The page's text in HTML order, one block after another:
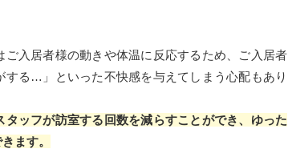
入居者様の動きや体温に反応するため、ご入居者
る…」といった不快感を与えてしまう心配もあり
タッフが訪室する回数を減らすことができ、ゆった
ます。